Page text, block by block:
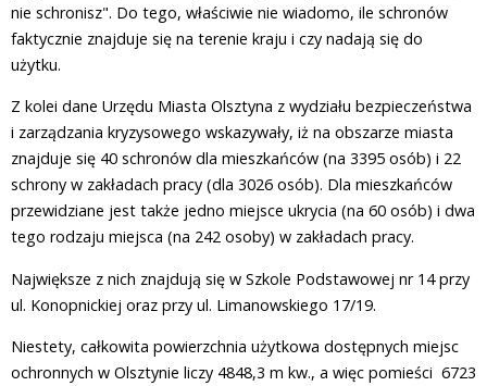
nie schronisz". Do tego, właściwie nie wiadomo, ile schronów
faktycznie znajduje się na terenie kraju i czy nadają się do
użytku.
Z kolei dane Urzędu Miasta Olsztyna z wydziału bezpieczeństwa
i zarządzania kryzysowego wskazywały, iż na obszarze miasta
znajduje się 40 schronów dla mieszkańców (na 3395 osób) i 22
schrony w zakładach pracy (dla 3026 osób). Dla mieszkańców
przewidziane jest także jedno miejsce ukrycia (na 60 osób) i dwa
tego rodzaju miejsca (na 242 osoby) w zakładach pracy.
Największe z nich znajdują się w Szkole Podstawowej nr 14 przy
ul. Konopnickiej oraz przy ul. Limanowskiego 17/19.
Niestety, całkowita powierzchnia użytkowa dostępnych miejsc
ochronnych w Olsztynie liczy 4848,3 m kw., a więc pomieści 6723